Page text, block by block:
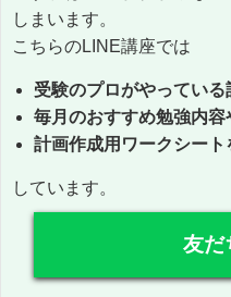
しまいます。
こちらのLINE講座では
受験のプロがやってい
毎月のおすすめ勉強内
計画作成用ワークシート
しています。
友だ